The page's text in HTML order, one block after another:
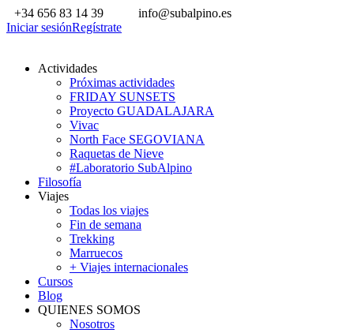
+34 656 83 14 39
info@subalpino.es
Iniciar sesiónRegístrate
Actividades
Próximas actividades
FRIDAY SUNSETS
Proyecto GUADALAJARA
Vivac
North Face SEGOVIANA
Raquetas de Nieve
#Laboratorio SubAlpino
Filosofía
Viajes
Todas los viajes
Fin de semana
Trekking
Marruecos
+ Viajes internacionales
Cursos
Blog
QUIENES SOMOS
Nosotros